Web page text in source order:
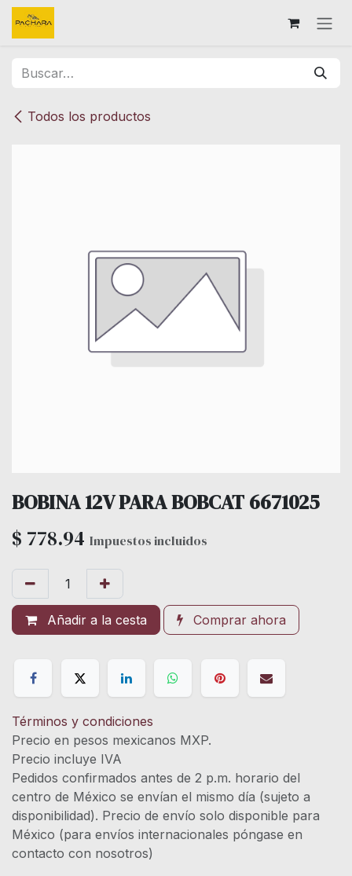
Ir al contenido
Todos los productos
BOBINA 12V PARA BOBCAT 6671025
$ 778.94 Impuestos incluidos
Añadir a la cesta Comprar ahora
Términos y condiciones
Precio en pesos mexicanos MXP.
Precio incluye IVA
Pedidos confirmados antes de 2 p.m. horario del
centro de México se envían el mismo día (sujeto a
disponibilidad). Precio de envío solo disponible para
México (para envíos internacionales póngase en
contacto con nosotros)